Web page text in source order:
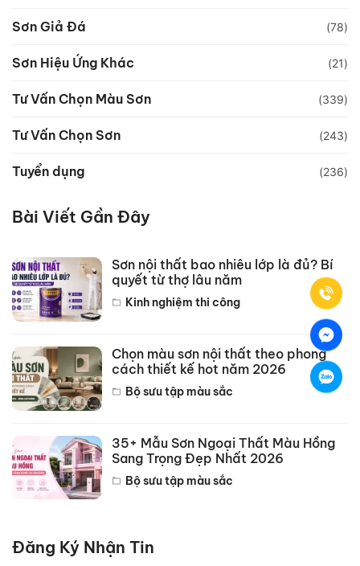
Sơn Giả Đá (78)
Sơn Hiệu Ứng Khác (21)
Tư Vấn Chọn Màu Sơn (339)
Tư Vấn Chọn Sơn (243)
Tuyển dụng (236)
Bài Viết Gần Đây
Sơn nội thất bao nhiêu lớp là đủ? Bí
quyết từ thợ lâu năm
Kinh nghiệm thi công
Chọn màu sơn nội thất theo phong
cách thiết kế hot năm 2026
Bộ sưu tập màu sắc
35+ Mẫu Sơn Ngoại Thất Màu Hồng
Sang Trọng Đẹp Nhất 2026
Bộ sưu tập màu sắc
Đăng Ký Nhận Tin